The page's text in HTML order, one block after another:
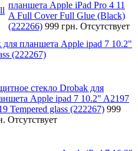
планшета Apple iPad Pro 4 11
A Full Cover Full Glue (Black)
(222266) 999 грн. Отсутствует
для планшета Apple ipad 7 10.2"
(222267)
стекло Drobak для
Apple ipad 7 10.2" A2197
Tempered glass (222267) 999
Отсутствует